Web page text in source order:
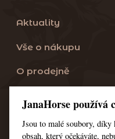
Aktuality
Vše o nákupu
O prodejně
Servis
JanaHorse používá
Jsou to malé soubory,
obsah, který očekáváte,